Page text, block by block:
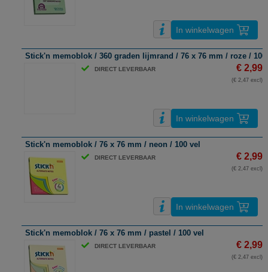
In winkelwagen
Stick'n memoblok / 360 graden lijmrand / 76 x 76 mm / roze / 100
DIRECT LEVERBAAR € 2,99
(€ 2,47 excl)
In winkelwagen
Stick'n memoblok / 76 x 76 mm / neon / 100 vel
DIRECT LEVERBAAR € 2,99
(€ 2,47 excl)
In winkelwagen
Stick'n memoblok / 76 x 76 mm / pastel / 100 vel
DIRECT LEVERBAAR € 2,99
(€ 2,47 excl)